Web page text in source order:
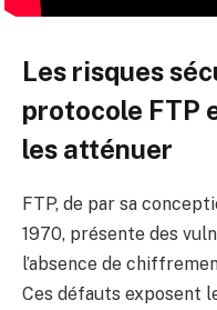
Les risques
protocole FTP
les atténuer
FTP, de par sa
1970, présente des
l’absence de
Ces défauts exposent